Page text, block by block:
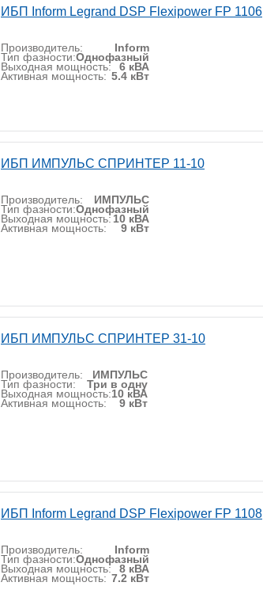
ИБП Inform Legrand DSP Flexipower FP 1106
Производитель: Inform
Тип фазности:Однофазный
Выходная мощность: 6 кВА
Активная мощность: 5.4 кВт
ИБП ИМПУЛЬС СПРИНТЕР 11-10
Производитель: ИМПУЛЬС
Тип фазности:Однофазный
Выходная мощность: 10 кВА
Активная мощность: 9 кВт
ИБП ИМПУЛЬС СПРИНТЕР 31-10
Производитель: ИМПУЛЬС
Тип фазности: Три в одну
Выходная мощность:10 кВА
Активная мощность: 9 кВт
ИБП Inform Legrand DSP Flexipower FP 1108
Производитель: Inform
Тип фазности:Однофазный
Выходная мощность: 8 кВА
Активная мощность: 7.2 кВт